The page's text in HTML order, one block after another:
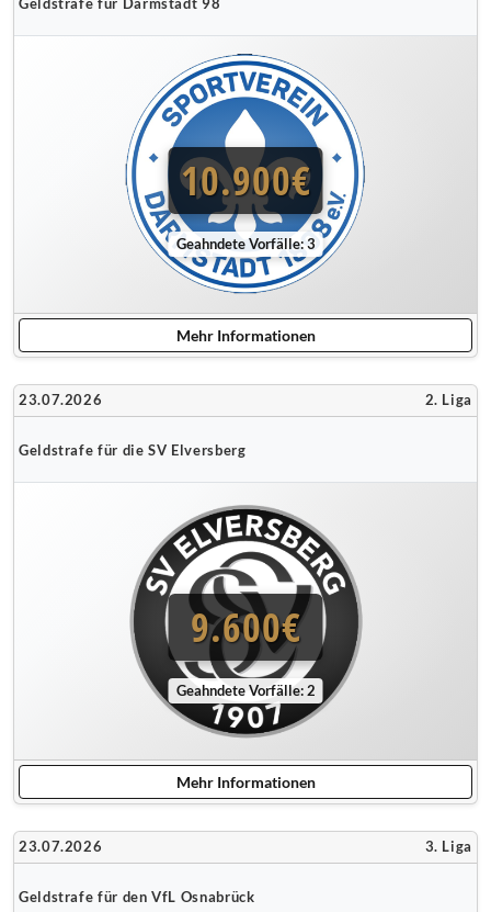
10.900€
Geahndete Vorfälle: 3
Mehr Informationen
23.07.2026 2. Liga
Geldstrafe für die SV Elversberg
9.600€
Geahndete Vorfälle: 2
Mehr Informationen
23.07.2026 3. Liga
Geldstrafe für den VfL Osnabrück